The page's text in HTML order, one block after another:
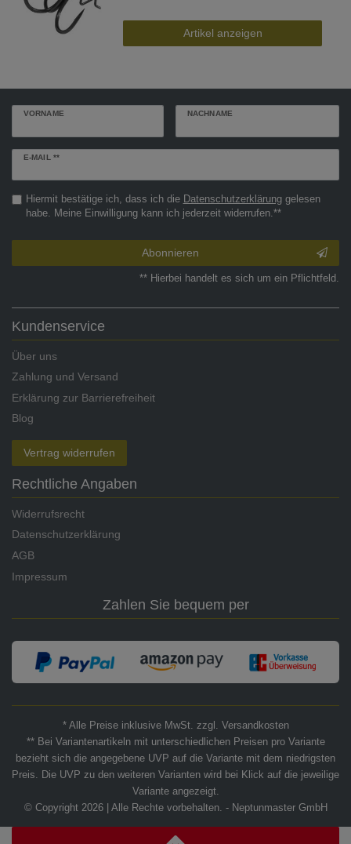
Artikel anzeigen
VORNAME NACHNAME
E-MAIL **
Newsletter
Hiermit bestätige ich, dass ich die Daten­schutz­erklärunggelesen
habe. Meine Einwilligung kann ich jederzeit widerrufen.**
Abonnieren
** Hierbei handelt es sich um ein Pflichtfeld.
Kundenservice
Über uns
Zahlung und Versand
Erklärung zur Barrierefreiheit
Blog
Vertrag widerrufen
Rechtliche Angaben
Widerrufsrecht
Datenschutzerklärung
AGB
Impressum
Zahlen Sie bequem per
* Alle Preise inklusive MwSt. zzgl. Versandkosten
** Bei Variantenartikeln mit unterschiedlichen Preisen pro Variante
bezieht sich die angegebene UVP auf die Variante mit dem niedrigsten
Preis. Die UVP zu den weiteren Varianten wird bei Klick auf die jeweilige
Variante angezeigt.
© Copyright 2026 | Alle Rechte vorbehalten. - Neptunmaster GmbH